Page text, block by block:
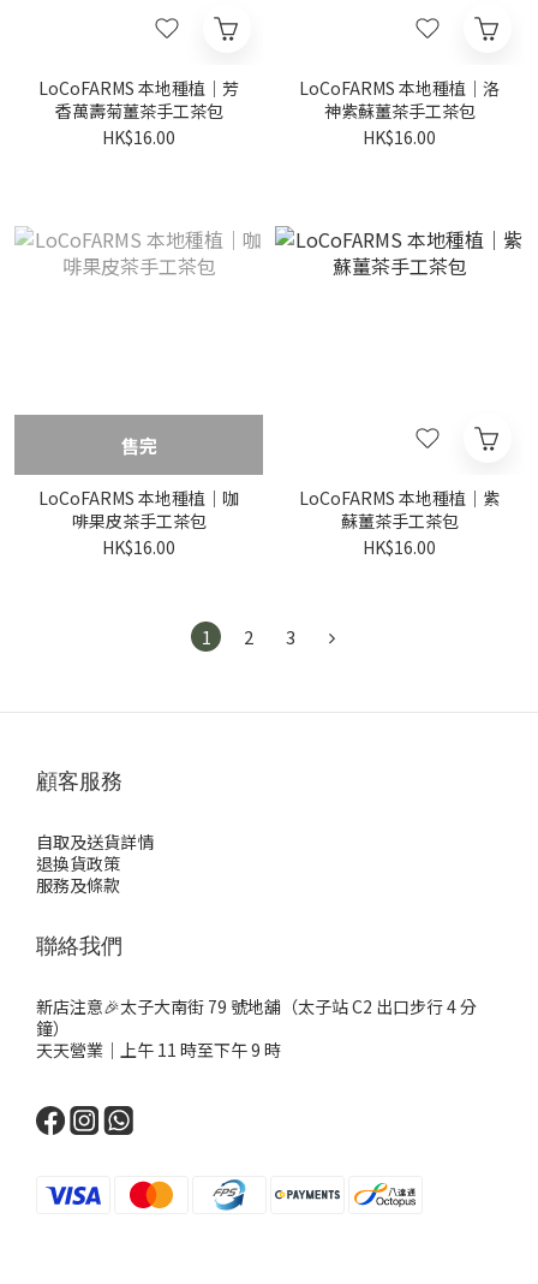
LoCoFARMS 本地種植｜芳
香萬壽菊薑茶手工茶包
HK$16.00
LoCoFARMS 本地種植｜洛
神紫蘇薑茶手工茶包
HK$16.00
售完
LoCoFARMS 本地種植｜咖
啡果皮茶手工茶包
HK$16.00
LoCoFARMS 本地種植｜紫
蘇薑茶手工茶包
HK$16.00
1 2 3
顧客服務
自取及送貨詳情
退換貨政策
服務及條款
聯絡我們
新店注意🎉太子大南街 79 號地舖（太子站 C2 出口步行 4 分
鐘）
天天營業｜上午 11 時至下午 9 時